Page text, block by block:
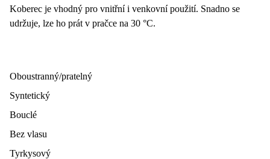
Koberec je vhodný pro vnitřní i venkovní použití. Snadno se
udržuje, lze ho prát v pračce na 30 °C.
Oboustranný/pratelný
Syntetický
Bouclé
Bez vlasu
Tyrkysový